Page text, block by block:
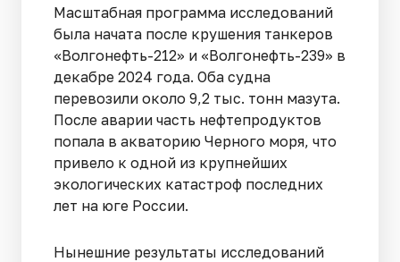
Масштабная программа исследований
была начата после крушения танкеров
«Волгонефть-212» и «Волгонефть-239» в
декабре 2024 года. Оба судна
перевозили около 9,2 тыс. тонн мазута.
После аварии часть нефтепродуктов
попала в акваторию Черного моря, что
привело к одной из крупнейших
экологических катастроф последних
лет на юге России.
Нынешние результаты исследований